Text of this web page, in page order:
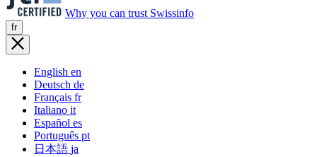
Why you can trust Swissinfo
fr
English en
Deutsch de
Français fr
Italiano it
Español es
Português pt
日本語 ja